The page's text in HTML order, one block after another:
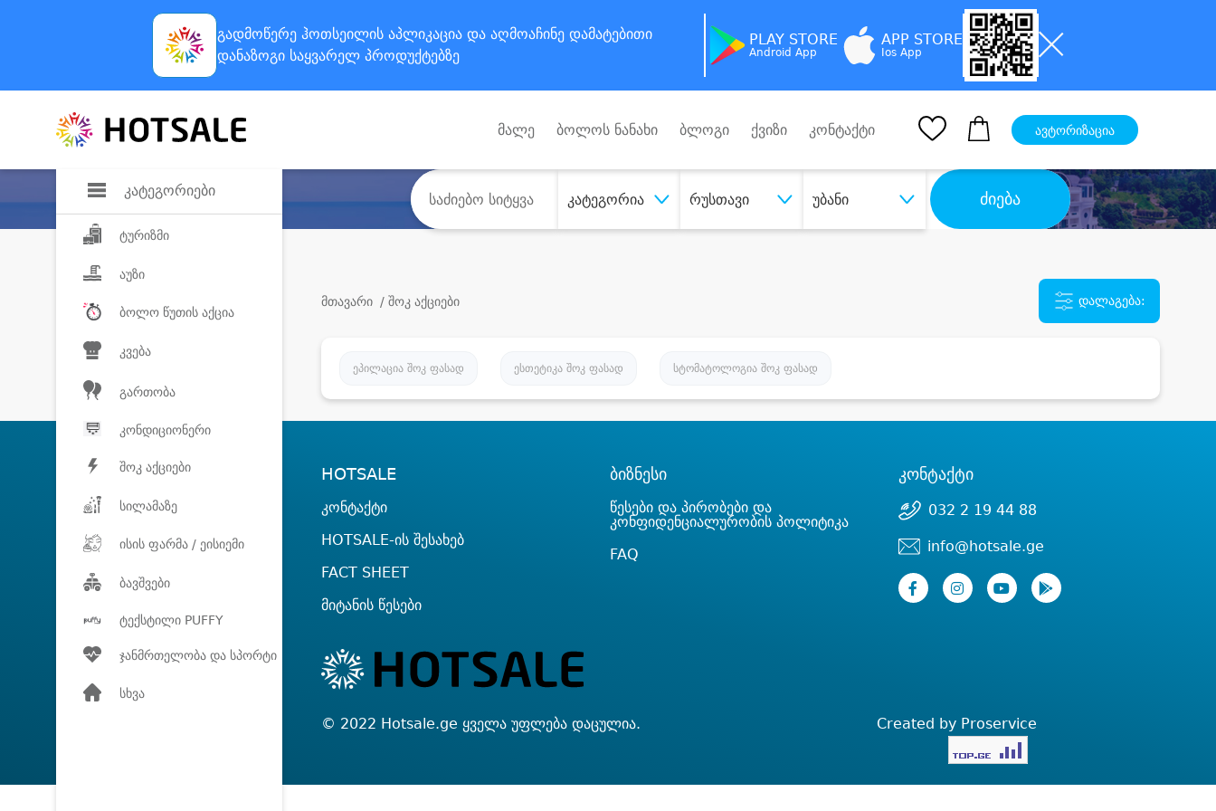
გადმოწერე ჰოთსეილის აპლიკაცია და აღმოაჩინე დამატებითი
დანაზოგი საყვარელ პროდუქტებზე
PLAY STORE
Android App
APP STORE
Ios App
კატეგორიები
ტურიზმი
აუზი
ბოლო წუთის აქცია
კვება
გართობა
კონდიციონერი
შოკ აქციები
სილამაზე
ისის ფარმა / ეისიემი
ბავშვები
ტექსტილი PUFFY
ჯანმრთელობა და სპორტი
სხვა
მალე ბოლოს ნანახი ბლოგი ქვიზი კონტაქტი ავტორიზაცია
კატეგორია რუსთავი უბანი ძიება
მთავარი / შოკ აქციები დალაგება:
ეპილაცია შოკ ფასად ესთეტიკა შოკ ფასად სტომატოლოგია შოკ ფასად
HOTSALE
კონტაქტი
HOTSALE-ის შესახებ
FACT SHEET
მიტანის წესები
ბიზნესი
წესები და პირობები და
კონფიდენციალურობის პოლიტიკა
FAQ
კონტაქტი
032 2 19 44 88
info@hotsale.ge
© 2022 Hotsale.ge ყველა უფლება დაცულია. Created by Proservice